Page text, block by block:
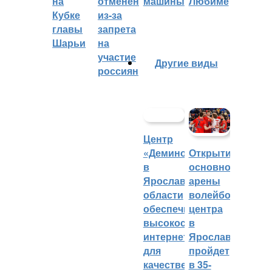
Кубке
главы
Шарьи
из-за
запрета
на
участие
россиян
Другие виды
Центр
«Демино»
в
Ярославской
области
обеспечивают
высокоскоростным
интернетом
для
качественных
Открытие
основной
арены
волейбольного
центра
в
Ярославле
пройдет
в 35-